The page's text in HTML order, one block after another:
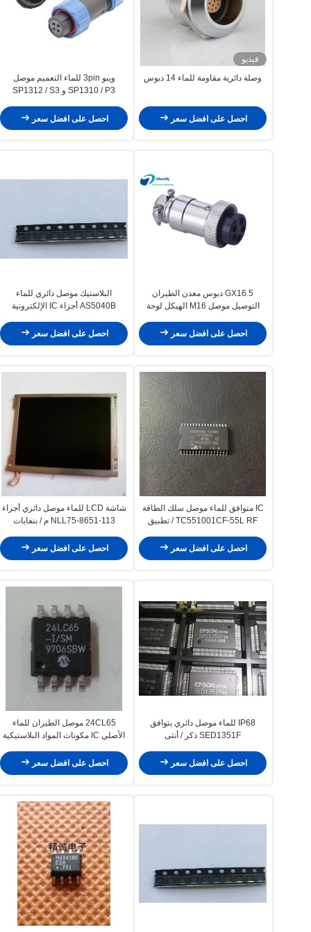
فيديو
وصلة دائرية مقاومة للماء 14 دبوس
احصل على افضل سعر
ويبو 3pin للماء التعميم موصل
SP1310 / P3 و SP1312 / S3
احصل على افضل سعر
GX16 5 دبوس معدن الطيران
التوصيل موصل M16 الهيكل لوحة
احصل على افضل سعر
البلاستيك موصل دائري للماء
AS5040B أجزاء IC الإلكترونية
احصل على افضل سعر
IC متوافق للماء موصل سلك الطاقة
TC551001CF-55L RF / تطبيق
احصل على افضل سعر
شاشة LCD للماء موصل دائري أجزاء
NLL75-8651-113 م / بنفايات
احصل على افضل سعر
IP68 للماء موصل دائري يتوافق
SED1351F ذكر / أنثى
احصل على افضل سعر
24CL65 موصل الطيران للماء
الأصلي IC مكونات المواد البلاستيكية
احصل على افضل سعر